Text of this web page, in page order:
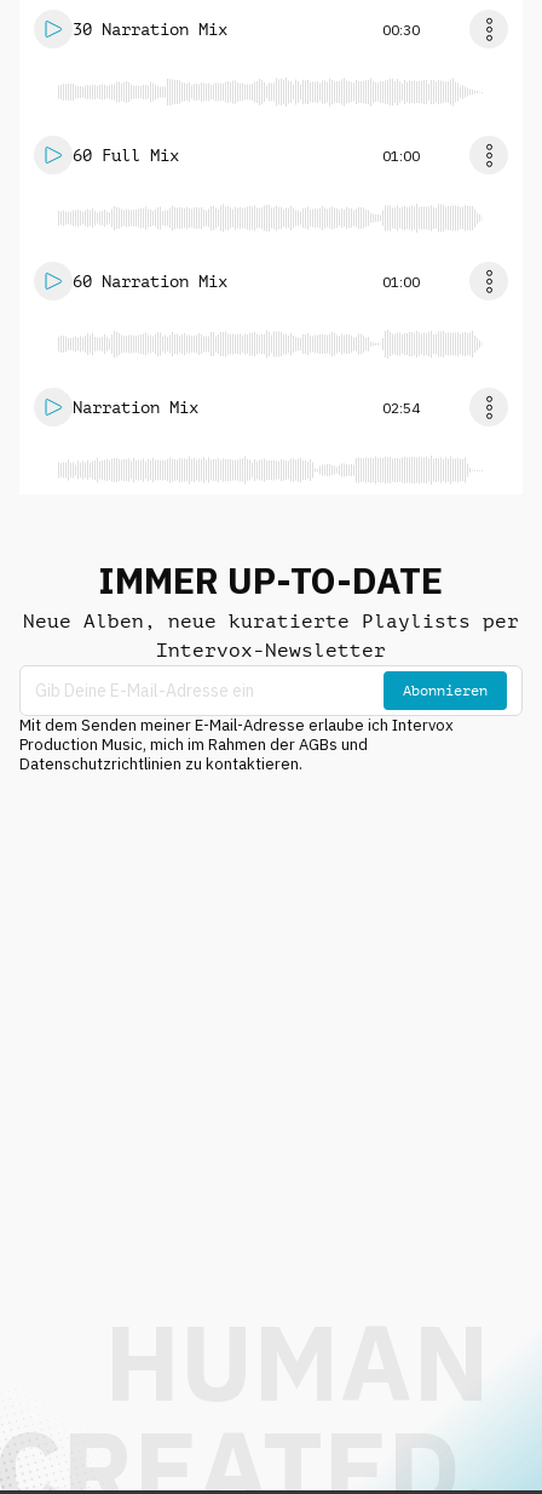
30 Narration Mix 00:30
60 Full Mix 01:00
60 Narration Mix 01:00
Narration Mix 02:54
IMMER UP-TO-DATE
Neue Alben, neue kuratierte Playlists per
Intervox-Newsletter
Abonnieren
Mit dem Senden meiner E-Mail-Adresse erlaube ich Intervox
Production Music, mich im Rahmen der AGBs und
Datenschutzrichtlinien zu kontaktieren.